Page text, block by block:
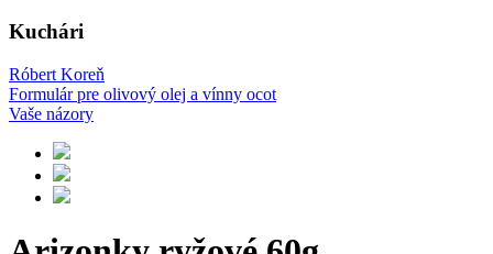
Kuchári
Róbert Koreň
Formulár pre olivový olej a vínny ocot
Vaše názory